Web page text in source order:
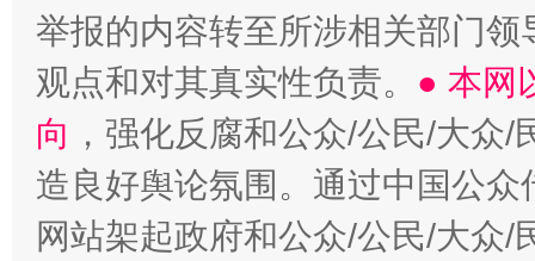
举报的内容转至所涉相关部门
观点和对其真实性负责。 ● 本网
向 ，强化反腐和公众/公民/大众
造良好舆论氛围。通过中国公
网站架起政府和公众/公民/大众